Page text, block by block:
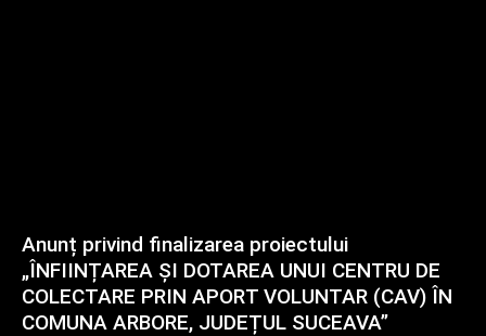
Anunț privind finalizarea proiectului
„ÎNFIINȚAREA ȘI DOTAREA UNUI CENTRU DE
COLECTARE PRIN APORT VOLUNTAR (CAV) ÎN
COMUNA ARBORE, JUDEȚUL SUCEAVA”